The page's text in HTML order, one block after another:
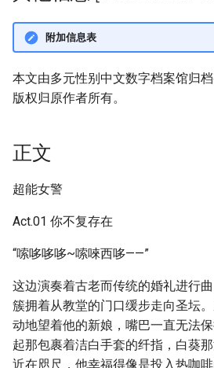
附加信息表
本文由多元性别中文数字档案馆归档
版权归原作者所有。
正文
超能女警
Act.01 你不复存在
“嗦哆哆哆~嗦唻西哆——”
这边演奏着古老而传统的婚礼进行
簇拥着从教堂的门口缓步走向圣坛
动地望着他的新娘，嘴巴一直无法
起那包裹着洁白手套的纤指，白葵
近在咫尺，他幸福得像是投入热咖啡